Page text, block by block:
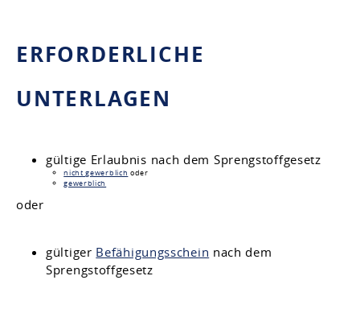
ERFORDERLICHE
UNTERLAGEN
gültige Erlaubnis nach dem Sprengstoffgesetz
nicht gewerblich oder
gewerblich
oder
gültiger Befähigungsschein nach dem
Sprengstoffgesetz